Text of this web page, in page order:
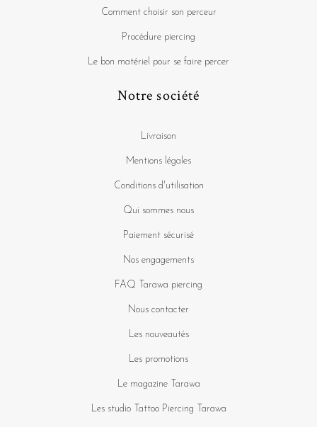
Comment choisir son perceur
Procédure piercing
Le bon matériel pour se faire percer
Notre société
Livraison
Mentions légales
Conditions d'utilisation
Qui sommes nous
Paiement sécurisé
Nos engagements
FAQ Tarawa piercing
Nous contacter
Les nouveautés
Les promotions
Le magazine Tarawa
Les studio Tattoo Piercing Tarawa